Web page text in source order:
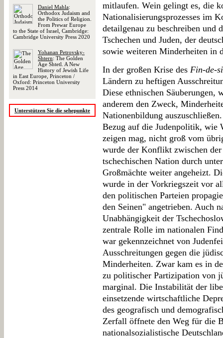
Daniel Mahla:
Orthodox Judaism and
the Politics of Religion.
From Prewar Europe
to the State of Israel, Cambridge:
Cambridge University Press 2020
Yohanan Petrovsky-
Shtern: The Golden
Age Shtetl. A New
History of Jewish Life
in East Europe, Princeton /
Oxford: Princeton University
Press 2014
Unterstützen Sie die sehepunkte
mitlaufen. Wein gelingt es, die
Nationalisierungsprozesses im
detailgenau zu beschreiben und
Tschechen und Juden, der
sowie weiteren Minderheiten in
In der großen Krise des Fin-de-
Ländern zu heftigen
Diese ethnischen Säuberungen,
anderem den Zweck,
Nationenbildung
Bezug auf die Judenpolitik, wie
zeigen mag, nicht groß vom
wurde der Konflikt zwischen
tschechischen Nation durch
Großmächte weiter angeheizt.
wurde in der Vorkriegszeit vor
den politischen Parteien
den Seinen" angetrieben. Auch
Unabhängigkeit der
zentrale Rolle im nationalen
war gekennzeichnet von
Ausschreitungen gegen die
Minderheiten. Zwar kam es in
zu politischer Partizipation von
marginal. Die Instabilität der
einsetzende wirtschaftliche
des geografisch und
Zerfall öffnete den Weg für die
nationalsozialistische